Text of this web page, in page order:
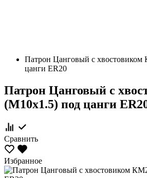
Патрон Цанговый с
цанги ЕR20
Патрон Цанговый с
(М10х1.5) под цанги
Сравнить
Избранное